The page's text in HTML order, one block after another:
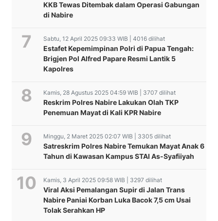
KKB Tewas Ditembak dalam Operasi Gabungan
di Nabire
Sabtu, 12 April 2025 09:33 WIB | 4016 dilihat
Estafet Kepemimpinan Polri di Papua Tengah:
Brigjen Pol Alfred Papare Resmi Lantik 5
Kapolres
Kamis, 28 Agustus 2025 04:59 WIB | 3707 dilihat
Reskrim Polres Nabire Lakukan Olah TKP
Penemuan Mayat di Kali KPR Nabire
Minggu, 2 Maret 2025 02:07 WIB | 3305 dilihat
Satreskrim Polres Nabire Temukan Mayat Anak 6
Tahun di Kawasan Kampus STAI As-Syafiiyah
Kamis, 3 April 2025 09:58 WIB | 3297 dilihat
Viral Aksi Pemalangan Supir di Jalan Trans
Nabire Paniai Korban Luka Bacok 7,5 cm Usai
Tolak Serahkan HP
PROSESI PEDANG PORA
ANTAR KAPOLRES
BERSAMA KETUA
BHAYANGKARI
Gagasan Sat Binmas
Suasana Bukber Anak